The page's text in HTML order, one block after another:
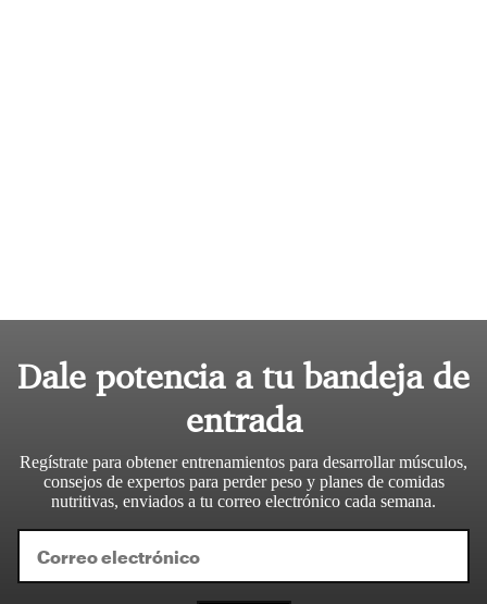
Dale potencia a tu bandeja de
entrada
Regístrate para obtener entrenamientos para desarrollar músculos,
consejos de expertos para perder peso y planes de comidas
nutritivas, enviados a tu correo electrónico cada semana.